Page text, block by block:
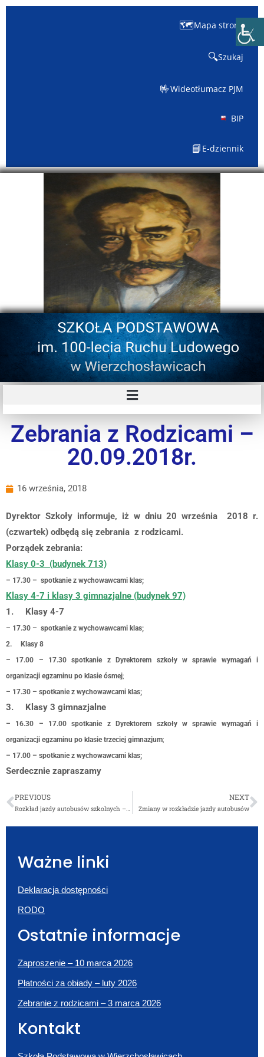
🗺️Mapa strony
🔍Szukaj
🤟Wideotłumacz PJM
BIP
📘 E-dziennik
Zebrania z Rodzicami –
20.09.2018r.
16 września, 2018
Dyrektor Szkoły informuje, iż w dniu 20 września 2018 r.
(czwartek) odbędą się zebrania z rodzicami.
Porządek zebrania:
Klasy 0-3 (budynek 713)
– 17.30 – spotkanie z wychowawcami klas;
Klasy 4-7 i klasy 3 gimnazjalne (budynek 97)
1. Klasy 4-7
– 17.30 – spotkanie z wychowawcami klas;
2.
Klasy 8
– 17.00 – 17.30 spotkanie z Dyrektorem szkoły w sprawie wymagań i
organizacji egzaminu po klasie ósmej;
– 17.30 – spotkanie z wychowawcami klas;
3. Klasy 3 gimnazjalne
– 16.30 – 17.00 spotkanie z Dyrektorem szkoły w sprawie wymagań i
organizacji egzaminu po klasie trzeciej gimnazjum;
– 17.00 – spotkanie z wychowawcami klas;
Serdecznie zapraszamy
PREVIOUS
Rozkład jazdy autobusów szkolnych – rok szkolny 2018/19
NEXT
Zmiany w rozkładzie jazdy autobusów
Ważne linki
Deklaracja dostępności
RODO
Ostatnie informacje
Zaproszenie – 10 marca 2026
Płatności za obiady – luty 2026
Zebranie z rodzicami – 3 marca 2026
Kontakt